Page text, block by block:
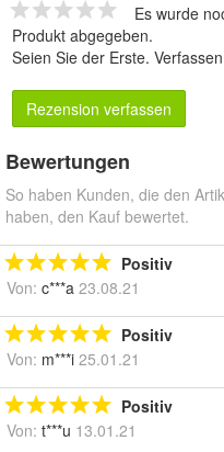
Es wurde
Produkt abgegeben.
Seien Sie der Erste.
Rezension verfassen
Bewertungen
So haben Kunden, die den
haben, den Kauf bewertet.
Positiv
Von: c***a 23.08.21
Positiv
Von: m***i 25.01.21
Positiv
Von: t***u 13.01.21